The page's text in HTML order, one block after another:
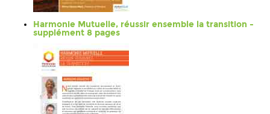
Harmonie Mutuelle, réussir ensemble la transition -
supplément 8 pages